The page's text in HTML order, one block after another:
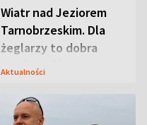
Wiatr nad Jeziorem
Tarnobrzeskim. Dla
żeglarzy to dobra
wiadomość
Aktualności